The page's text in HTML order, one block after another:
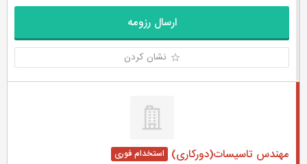
ارسال رزومه
نشان کردن
مهندس تاسیسات(دورکاری)